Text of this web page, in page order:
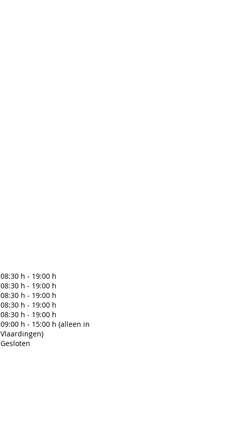
08:30 h - 19:00 h
08:30 h - 19:00 h
08:30 h - 19:00 h
08:30 h - 19:00 h
08:30 h - 19:00 h
09:00 h - 15:00 h (alleen in
Vlaardingen)
Gesloten